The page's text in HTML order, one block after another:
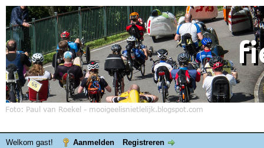
Welkom gast! Aanmelden Registreren